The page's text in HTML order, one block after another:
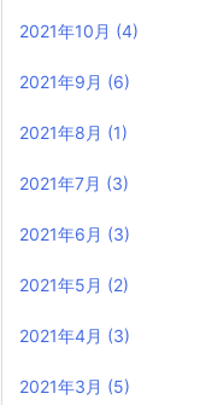
2021年10月 (4)
2021年9月 (6)
2021年8月 (1)
2021年7月 (3)
2021年6月 (3)
2021年5月 (2)
2021年4月 (3)
2021年3月 (5)